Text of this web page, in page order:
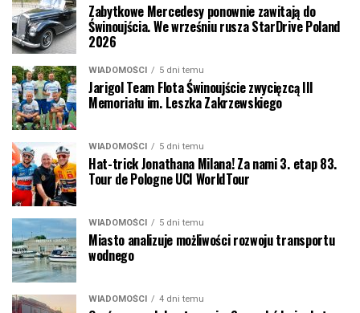
Zabytkowe Mercedesy ponownie zawitają do
Świnoujścia. We wrześniu rusza StarDrive Poland
2026
WIADOMOŚCI 5 dni temu
Jarigol Team Flota Świnoujście zwycięzcą III
Memoriału im. Leszka Zakrzewskiego
WIADOMOŚCI 5 dni temu
Hat-trick Jonathana Milana! Za nami 3. etap 83.
Tour de Pologne UCI WorldTour
WIADOMOŚCI 5 dni temu
Miasto analizuje możliwości rozwoju transportu
wodnego
WIADOMOŚCI 4 dni temu